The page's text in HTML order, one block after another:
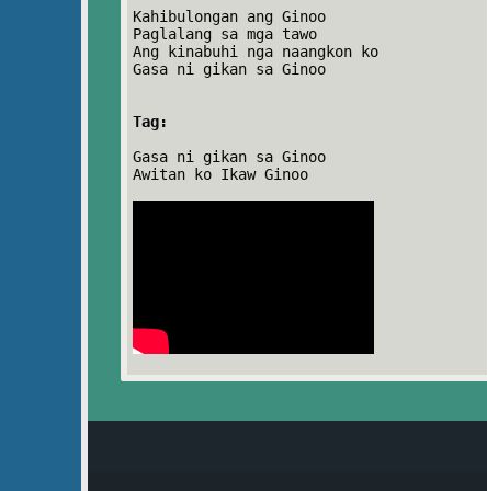
Kahibulongan ang Ginoo
Paglalang sa mga tawo
Ang kinabuhi nga naangkon ko
Gasa ni gikan sa Ginoo
Tag:
Gasa ni gikan sa Ginoo
Awitan ko Ikaw Ginoo